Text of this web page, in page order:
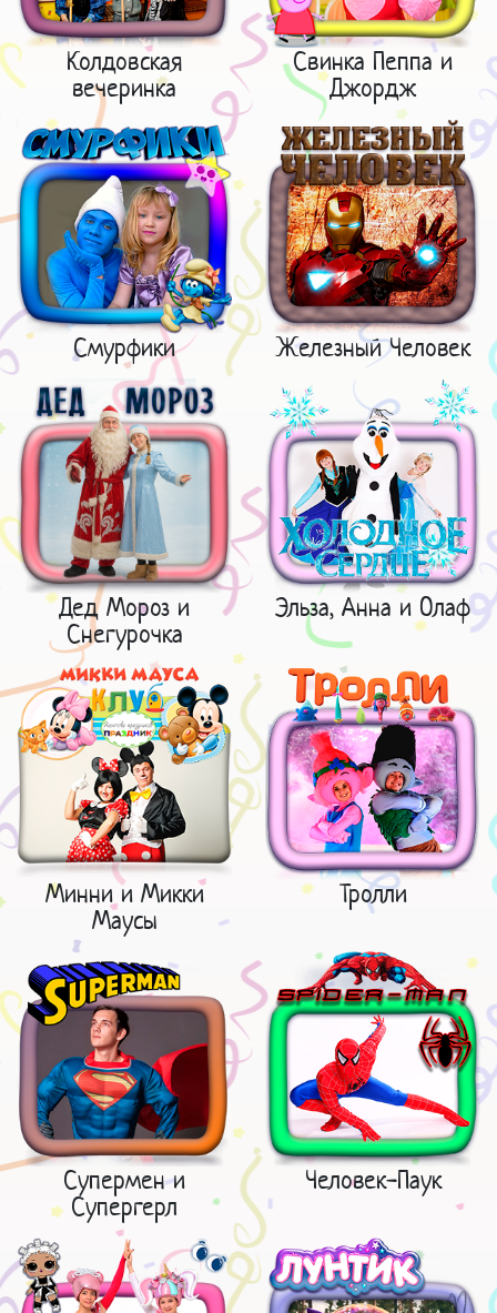
Колдовская
вечеринка
Свинка Пеппа и
Джордж
Смурфики Железный Человек
Дед Мороз и
Снегурочка
Эльза, Анна и Олаф
Минни и Микки
Маусы
Тролли
Супермен и
Супергерл
Человек-Паук